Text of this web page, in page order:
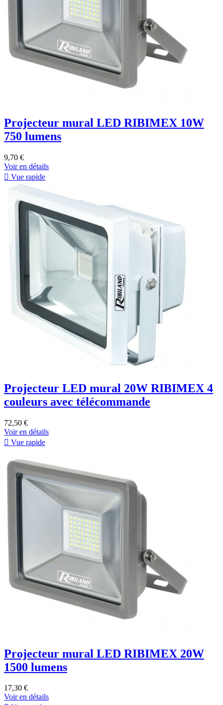
Projecteur mural LED RIBIMEX 10W
750 lumens
9,70 €
Voir en détails
 Vue rapide
Projecteur LED mural 20W RIBIMEX 4
couleurs avec télécommande
72,50 €
Voir en détails
 Vue rapide
Projecteur mural LED RIBIMEX 20W
1500 lumens
17,30 €
Voir en détails